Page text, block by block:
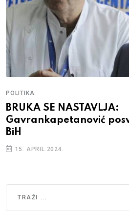
POLITIKA
BRUKA SE NASTAVLJA:
Gavrankapetanović
BiH
15. APRIL 2024.